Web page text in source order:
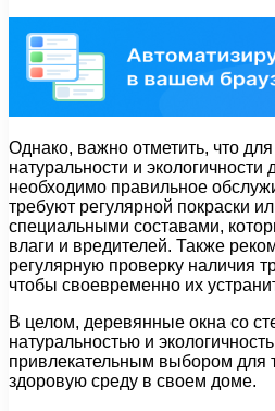
Однако, важно отметить, что
натуральности и экологичности
необходимо правильное
требуют регулярной покраски
специальными составами,
влаги и вредителей. Также
регулярную проверку наличия
чтобы своевременно их
В целом, деревянные окна со
натуральностью и
привлекательным выбором для
здоровую среду в своем доме.